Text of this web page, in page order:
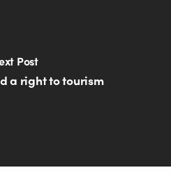
Post
a right to tourism